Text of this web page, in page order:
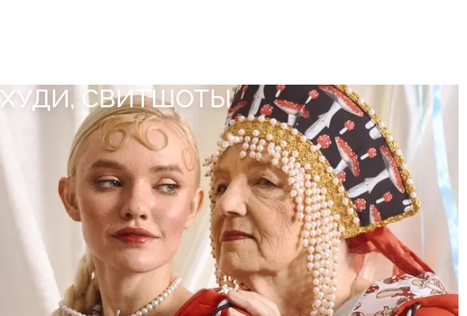
ХУДИ, СВИТШОТЫ